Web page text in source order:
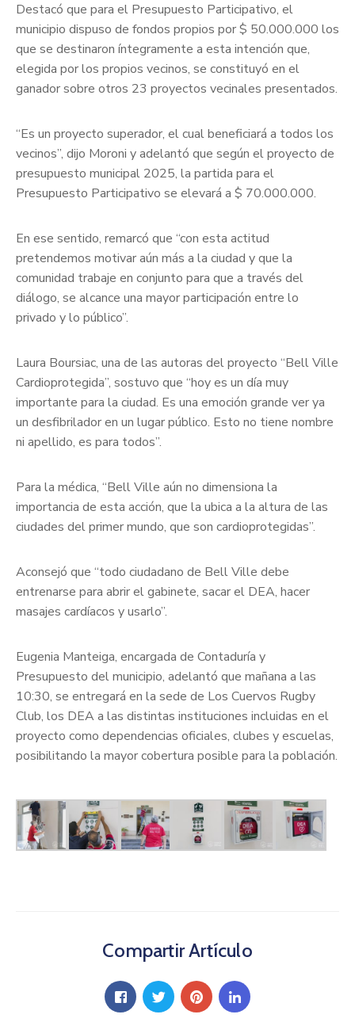
Destacó que para el Presupuesto Participativo, el
municipio dispuso de fondos propios por $ 50.000.000 los
que se destinaron íntegramente a esta intención que,
elegida por los propios vecinos, se constituyó en el
ganador sobre otros 23 proyectos vecinales presentados.
“Es un proyecto superador, el cual beneficiará a todos los
vecinos”, dijo Moroni y adelantó que según el proyecto de
presupuesto municipal 2025, la partida para el
Presupuesto Participativo se elevará a $ 70.000.000.
En ese sentido, remarcó que “con esta actitud
pretendemos motivar aún más a la ciudad y que la
comunidad trabaje en conjunto para que a través del
diálogo, se alcance una mayor participación entre lo
privado y lo público”.
Laura Boursiac, una de las autoras del proyecto “Bell Ville
Cardioprotegida”, sostuvo que “hoy es un día muy
importante para la ciudad. Es una emoción grande ver ya
un desfibrilador en un lugar público. Esto no tiene nombre
ni apellido, es para todos”.
Para la médica, “Bell Ville aún no dimensiona la
importancia de esta acción, que la ubica a la altura de las
ciudades del primer mundo, que son cardioprotegidas”.
Aconsejó que “todo ciudadano de Bell Ville debe
entrenarse para abrir el gabinete, sacar el DEA, hacer
masajes cardíacos y usarlo”.
Eugenia Manteiga, encargada de Contaduría y
Presupuesto del municipio, adelantó que mañana a las
10:30, se entregará en la sede de Los Cuervos Rugby
Club, los DEA a las distintas instituciones incluidas en el
proyecto como dependencias oficiales, clubes y escuelas,
posibilitando la mayor cobertura posible para la población.
Compartir Artículo